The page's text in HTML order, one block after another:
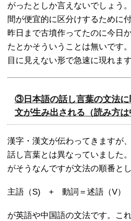
がったとしか言えないでしょう
間が便宜的に区分けするために
昨日まで古墳作ってたのに今日
たとかそういうことは無いです
目に見えない形で急速に現れます
③日本語の話し言葉の文法に
文が生み出される（読み方は
漢字・漢文が伝わってきますが
話し言葉とは異なっていました
がそうなんですが文法の順番と
主語（S) + 動詞＝述語（V）
が英語や中国語の文法です。こ